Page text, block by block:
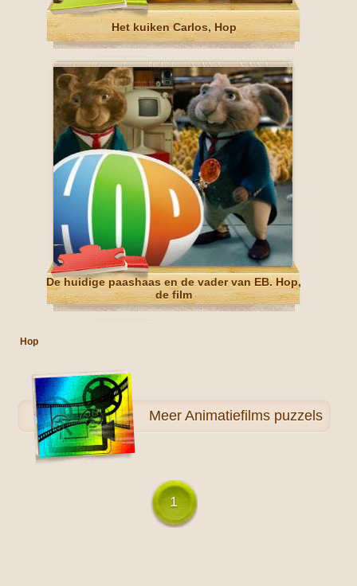
Het kuiken Carlos, Hop
De huidige paashaas en de vader van EB. Hop,
de film
Hop
Meer Animatiefilms puzzels
1